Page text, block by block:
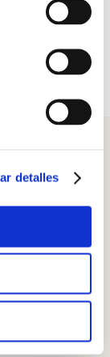
detalles
y
y